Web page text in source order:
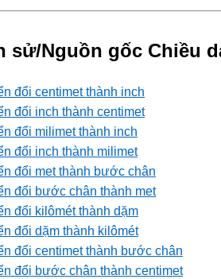
sử/Nguồn gốc Chiều
đổi centimet thành inch
đổi inch thành centimet
đổi milimet thành inch
đổi inch thành milimet
đổi met thành bước chân
đổi bước chân thành met
đổi kilômét thành dặm
đổi dặm thành kilômét
đổi centimet thành bước chân
đổi bước chân thành centimet